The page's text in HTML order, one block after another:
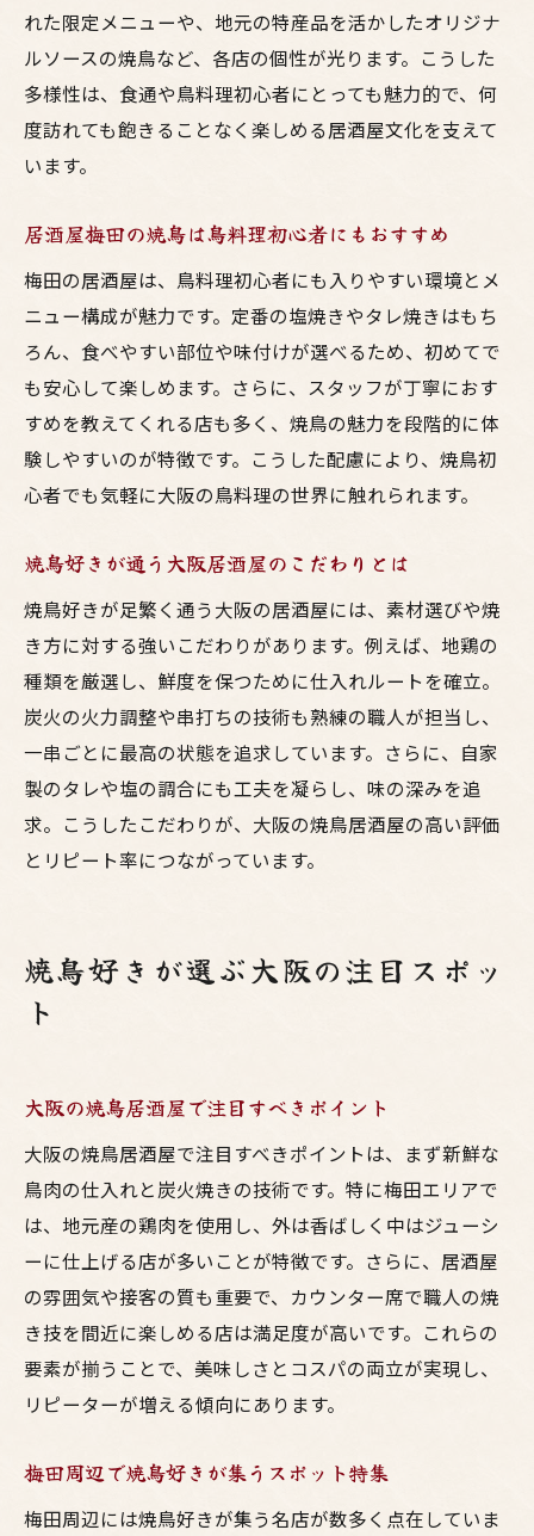
れた限定メニューや、地元の特産品を活かしたオリジナ
ルソースの焼鳥など、各店の個性が光ります。こうした
多様性は、食通や鳥料理初心者にとっても魅力的で、何
度訪れても飽きることなく楽しめる居酒屋文化を支えて
います。
居酒屋梅田の焼鳥は鳥料理初心者にもおすすめ
梅田の居酒屋は、鳥料理初心者にも入りやすい環境とメ
ニュー構成が魅力です。定番の塩焼きやタレ焼きはもち
ろん、食べやすい部位や味付けが選べるため、初めてで
も安心して楽しめます。さらに、スタッフが丁寧におす
すめを教えてくれる店も多く、焼鳥の魅力を段階的に体
験しやすいのが特徴です。こうした配慮により、焼鳥初
心者でも気軽に大阪の鳥料理の世界に触れられます。
焼鳥好きが通う大阪居酒屋のこだわりとは
焼鳥好きが足繁く通う大阪の居酒屋には、素材選びや焼
き方に対する強いこだわりがあります。例えば、地鶏の
種類を厳選し、鮮度を保つために仕入れルートを確立。
炭火の火力調整や串打ちの技術も熟練の職人が担当し、
一串ごとに最高の状態を追求しています。さらに、自家
製のタレや塩の調合にも工夫を凝らし、味の深みを追
求。こうしたこだわりが、大阪の焼鳥居酒屋の高い評価
とリピート率につながっています。
焼鳥好きが選ぶ大阪の注目スポッ
ト
大阪の焼鳥居酒屋で注目すべきポイント
大阪の焼鳥居酒屋で注目すべきポイントは、まず新鮮な
鳥肉の仕入れと炭火焼きの技術です。特に梅田エリアで
は、地元産の鶏肉を使用し、外は香ばしく中はジューシ
ーに仕上げる店が多いことが特徴です。さらに、居酒屋
の雰囲気や接客の質も重要で、カウンター席で職人の焼
き技を間近に楽しめる店は満足度が高いです。これらの
要素が揃うことで、美味しさとコスパの両立が実現し、
リピーターが増える傾向にあります。
梅田周辺で焼鳥好きが集うスポット特集
梅田周辺には焼鳥好きが集う名店が数多く点在していま